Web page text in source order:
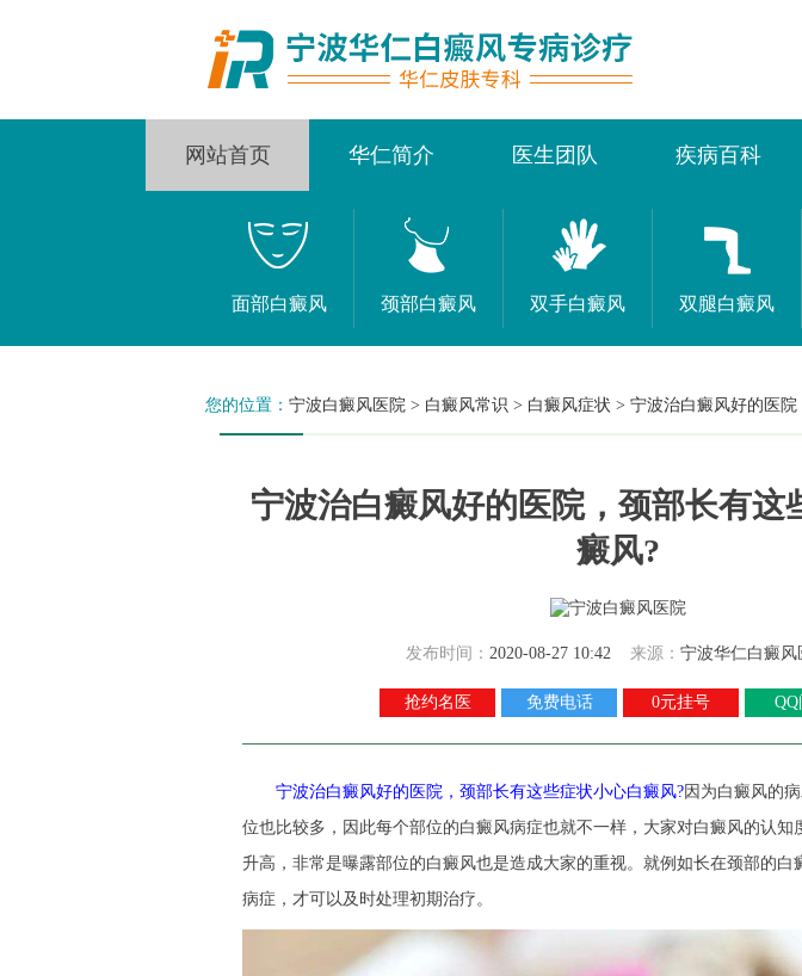
网站首页 华仁简介 医生团队 疾病百科
面部白癜风 颈部白癜风 双手白癜风 双腿白癜风
您的位置： 宁波白癜风医院 > 白癜风常识 > 白癜风症状 > 宁波治白癜风好的医
宁波治白癜风好的医院，颈部长有这
癜风?
发布时间： 2020-08-27 10:42 来源： 宁波华仁白癜风
抢约名医 免费电话 0元挂号
宁波治白癜风好的医院，颈部长有这些症状小心白癜风?因为白癜风的
位也比较多，因此每个部位的白癜风病症也就不一样，大家对白癜风的认知
升高，非常是曝露部位的白癜风也是造成大家的重视。就例如长在颈部的白
病症，才可以及时处理初期治疗。